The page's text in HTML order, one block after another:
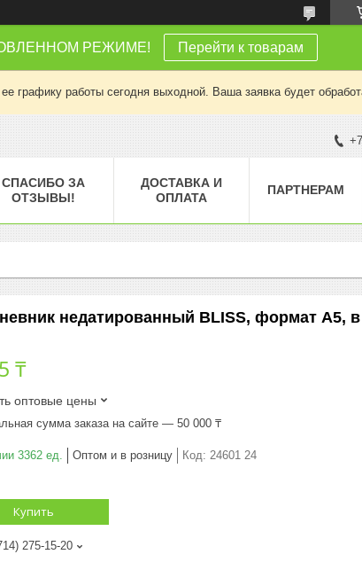
РЕЖИМЕ! Перейти к товарам
графику работы сегодня выходной. Ваша заявка будет
СПАСИБО ЗА
ОТЗЫВЫ!
ДОСТАВКА И
ОПЛАТА
ПАРТНЕРАМ
недатированный BLISS, формат А5,
₸
оптовые цены
сумма заказа на сайте — 50 000 ₸
3362 ед. Оптом и в розницу Код: 24601 24
Купить
275-15-20